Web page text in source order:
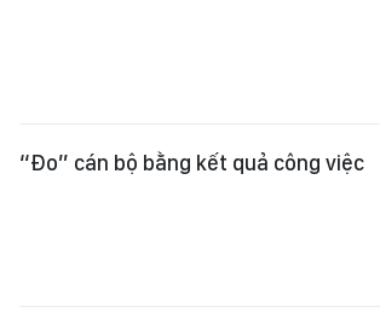
“Đo” cán bộ bằng kết quả công việc